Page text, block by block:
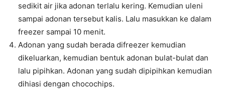
sedikit air jika adonan terlalu kering. Kemudian uleni
sampai adonan tersebut kalis. Lalu masukkan ke dalam
freezer sampai 10 menit.
Adonan yang sudah berada difreezer kemudian
dikeluarkan, kemudian bentuk adonan bulat-bulat dan
lalu pipihkan. Adonan yang sudah dipipihkan kemudian
dihiasi dengan chocochips.